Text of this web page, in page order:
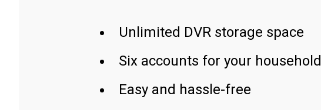
Unlimited DVR storage space
Six accounts for your household
Easy and hassle-free